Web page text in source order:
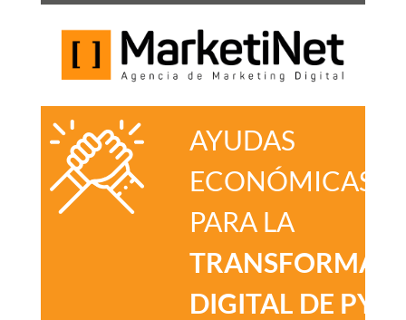
AYUDAS
ECONÓMICAS
PARA LA
DIGITAL DE